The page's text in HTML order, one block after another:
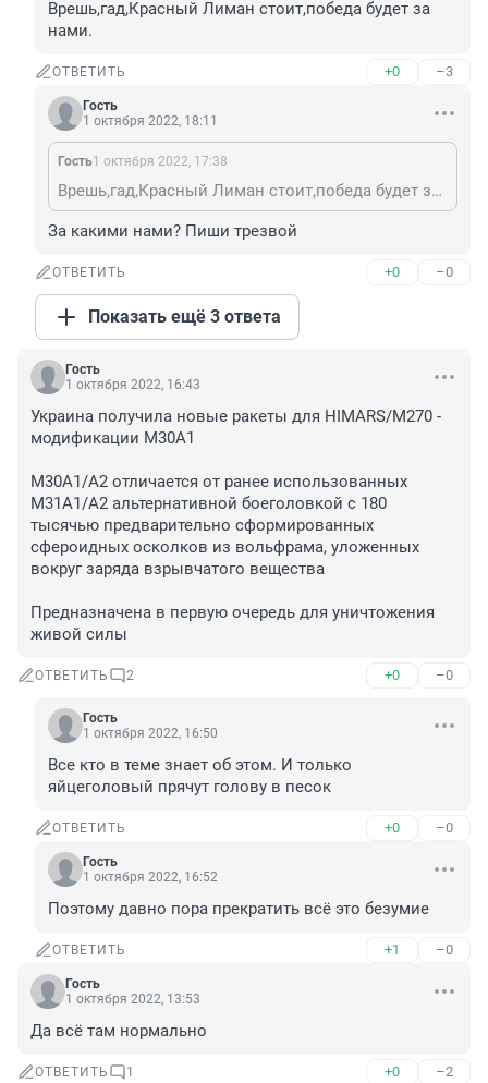
Врешь,гад,Красный Лиман стоит,победа будет за
нами.
ОТВЕТИТЬ +0 –3
Гость
1 октября 2022, 18:11
Гость1 октября 2022, 17:38
Врешь,гад,Красный Лиман стоит,победа будет за нами.
За какими нами? Пиши трезвой
ОТВЕТИТЬ +0 –0
Показать ещё 3 ответа
Гость
1 октября 2022, 16:43
Украина получила новые ракеты для HIMARS/M270 -
модификации M30A1
M30A1/A2 отличается от ранее использованных
M31A1/A2 альтернативной боеголовкой с 180
тысячью предварительно сформированных
сфероидных осколков из вольфрама, уложенных
вокруг заряда взрывчатого вещества
Предназначена в первую очередь для уничтожения
живой силы
ОТВЕТИТЬ 2 +0 –0
Гость
1 октября 2022, 16:50
Все кто в теме знает об этом. И только
яйцеголовый прячут голову в песок
ОТВЕТИТЬ +0 –0
Гость
1 октября 2022, 16:52
Поэтому давно пора прекратить всё это безумие
ОТВЕТИТЬ +1 –0
Гость
1 октября 2022, 13:53
Да всё там нормально
ОТВЕТИТЬ 1 +0 –2